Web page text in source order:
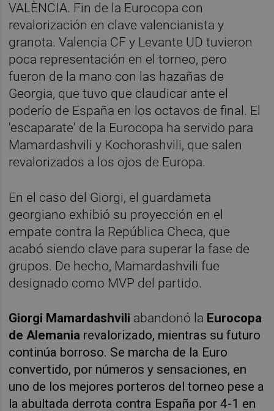
VALÈNCIA. Fin de la Eurocopa con
revalorización en clave valencianista y
granota. Valencia CF y Levante UD tuvieron
poca representación en el torneo, pero
fueron de la mano con las hazañas de
Georgia, que tuvo que claudicar ante el
poderío de España en los octavos de final. El
'escaparate' de la Eurocopa ha servido para
Mamardashvili y Kochorashvili, que salen
revalorizados a los ojos de Europa.
En el caso del Giorgi, el guardameta
georgiano exhibió su proyección en el
empate contra la República Checa, que
acabó siendo clave para superar la fase de
grupos. De hecho, Mamardashvili fue
designado como MVP del partido.
Giorgi Mamardashvili abandonó la Eurocopa
de Alemania revalorizado, mientras su futuro
continúa borroso. Se marcha de la Euro
convertido, por números y sensaciones, en
uno de los mejores porteros del torneo pese a
la abultada derrota contra España por 4-1 en